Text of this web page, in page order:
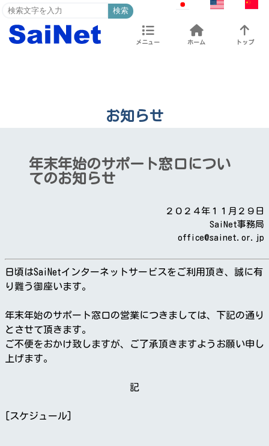
検索
メニュー ホーム トップ
お知らせ
年末年始のサポート窓口につい
てのお知らせ
２０２４年１１月２９日
SaiNet事務局
office@sainet.or.jp
日頃はSaiNetインターネットサービスをご利用頂き、誠に有
り難う御座います。
年末年始のサポート窓口の営業につきましては、下記の通り
とさせて頂きます。
ご不便をおかけ致しますが、ご了承頂きますようお願い申し
上げます。
記
[スケジュール]